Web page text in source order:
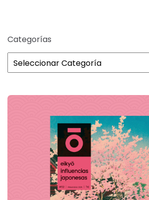
Categorías